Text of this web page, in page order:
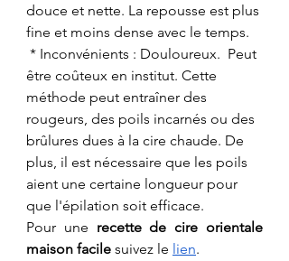
douce et nette. La repousse est plus
fine et moins dense avec le temps.
* Inconvénients : Douloureux.  Peut
être coûteux en institut. Cette
méthode peut entraîner des
rougeurs, des poils incarnés ou des
brûlures dues à la cire chaude. De
plus, il est nécessaire que les poils
aient une certaine longueur pour
que l'épilation soit efficace.
Pour une recette de cire orientale
maison facile suivez le lien.